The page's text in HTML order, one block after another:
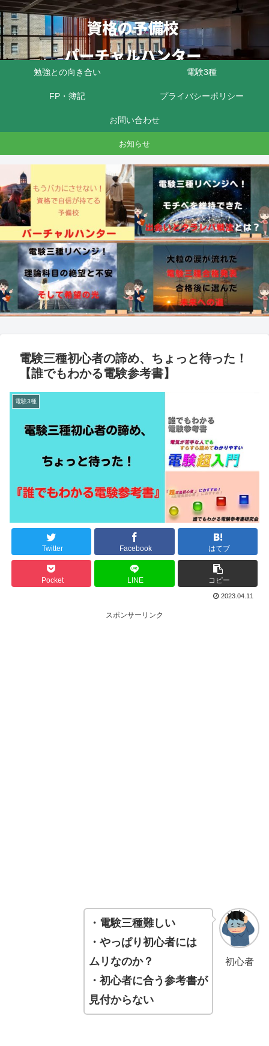
勉強との向き合い 電験3種
FP・簿記 プライバシーポリシー
お問い合わせ
お知らせ
電験三種初心者の諦め、ちょっと待った！
【誰でもわかる電験参考書】
電験3種
Twitter Facebook はてブ
Pocket LINE コピー
2023.04.11
スポンサーリンク
初心者
・電験三種難しい
・やっぱり初心者には
ムリなのか？
・初心者に合う参考書が
見付からない